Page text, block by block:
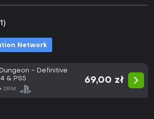
Network
Dungeon - Definitive
& PS5
DRM:
69,00 zł